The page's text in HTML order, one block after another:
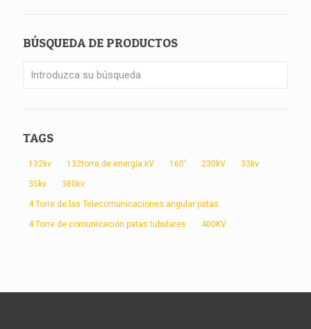
BÚSQUEDA DE PRODUCTOS
TAGS
132kv 132torre de energía kV 160' 230kV 33kv
35kv 380kv
4 Torre de las Telecomunicaciones angular patas
4 Torre de comunicación patas tubulares 400KV